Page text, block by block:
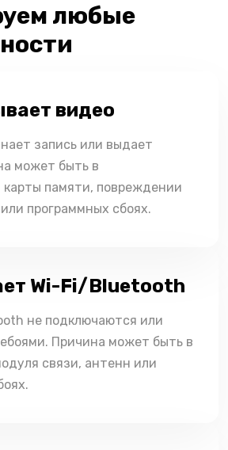
любые
видео
запись или выдает
может быть в
карты памяти, повреждении
программных сбоях.
Wi-Fi/Bluetooth
не подключаются или
Причина может быть в
связи, антенн или